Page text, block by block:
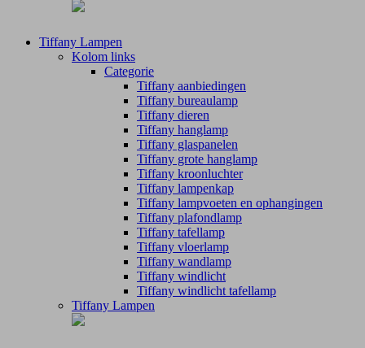
Tiffany Lampen
Kolom links
Categorie
Tiffany aanbiedingen
Tiffany bureaulamp
Tiffany dieren
Tiffany hanglamp
Tiffany glaspanelen
Tiffany grote hanglamp
Tiffany kroonluchter
Tiffany lampenkap
Tiffany lampvoeten en ophangingen
Tiffany plafondlamp
Tiffany tafellamp
Tiffany vloerlamp
Tiffany wandlamp
Tiffany windlicht
Tiffany windlicht tafellamp
Tiffany Lampen